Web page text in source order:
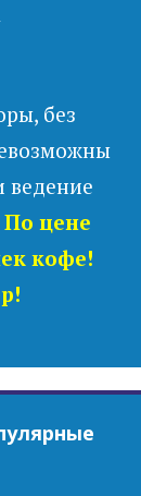
без
ведение
По цене
кофе!